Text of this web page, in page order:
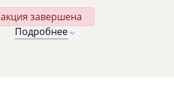
акция завершена
Подробнее